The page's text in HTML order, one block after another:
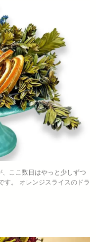
ここ数日はやっと少しずつ
す。 オレンジスライスのドラ